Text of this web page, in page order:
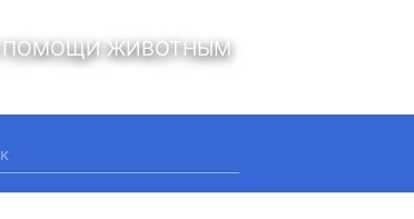
ПОМОЩИ ЖИВОТНЫМ